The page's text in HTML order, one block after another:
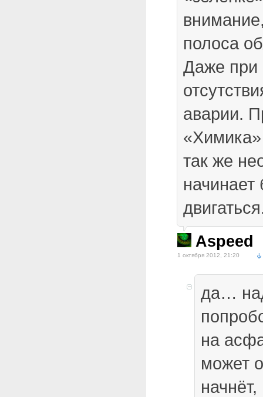
полоса
Даже при
аварии.
так же
начинает
Aspeed
1 октября 2012, 21:20
да…
на
может